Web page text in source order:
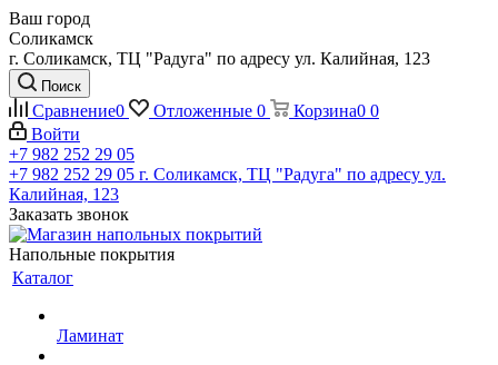
Ваш город
Соликамск
г. Соликамск, ТЦ "Радуга" по адресу ул. Калийная, 123
Поиск
Сравнение0 Отложенные 0 Корзина0 0
Войти
+7 982 252 29 05
+7 982 252 29 05 г. Соликамск, ТЦ "Радуга" по адресу ул.
Калийная, 123
Заказать звонок
Напольные покрытия
Каталог
Ламинат